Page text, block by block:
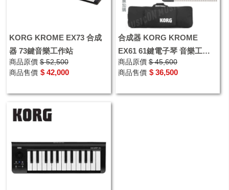
KORG KROME EX73 合成
器 73鍵音樂工作站
商品原價 $ 52,500
商品售價 $ 42,000
合成器 KORG KROME
EX61 61鍵電子琴 音樂工作
站 優惠加購原廠琴袋
商品原價 $ 45,600
商品售價 $ 36,500